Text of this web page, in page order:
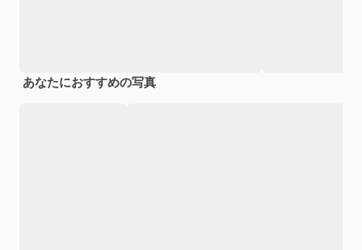
あなたにおすすめの写真